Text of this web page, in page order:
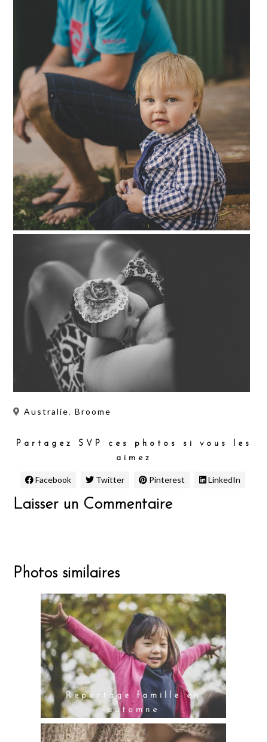
Australie,Broome
Partagez SVP ces photos si vous les
aimez
Facebook Twitter Pinterest LinkedIn
Laisser un Commentaire
Photos similaires
Reportage famille en
automne